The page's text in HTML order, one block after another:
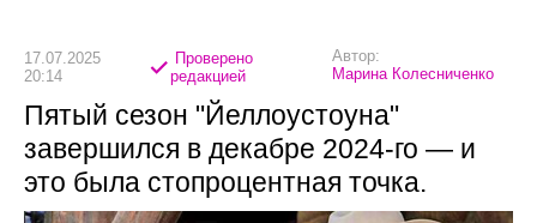
17.07.2025
20:14
Проверено
редакцией
Автор:
Марина Колесниченко
Пятый сезон "Йеллоустоуна"
завершился в декабре 2024-го — и
это была стопроцентная точка.